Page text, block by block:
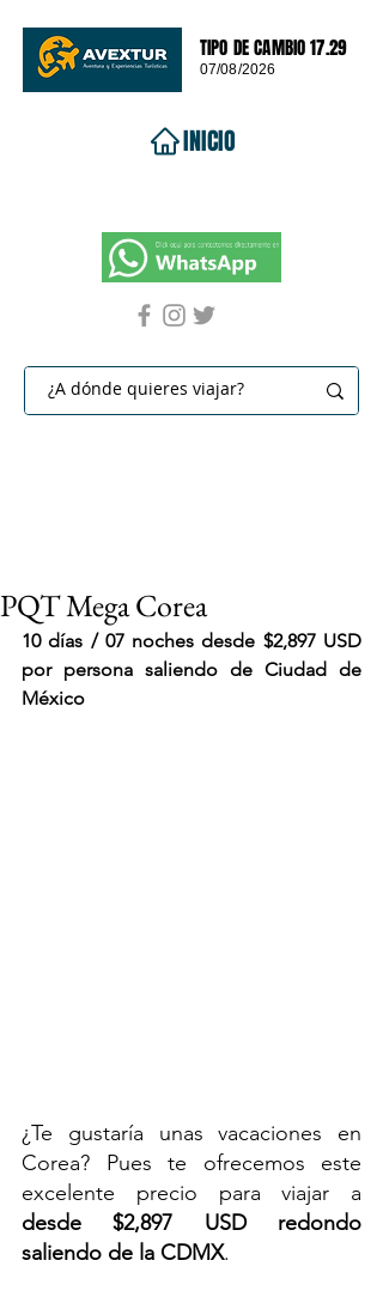
TIPO DE CAMBIO 17.29
07/08/2026
INICIO
PQT Mega Corea
10 días / 07 noches desde $2,897 USD
por persona saliendo de Ciudad de
México
¿Te gustaría unas vacaciones en
Corea? Pues te ofrecemos este
desde $2,897 USD redondo
saliendo de la CDMX.